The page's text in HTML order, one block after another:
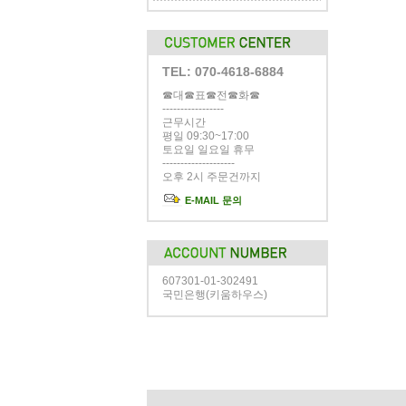
TEL: 070-4618-6884
☎대☎표☎전☎화☎
-----------------
근무시간
평일 09:30~17:00
토요일 일요일 휴무
--------------------
오후 2시 주문건까지
E-MAIL 문의
607301-01-302491
국민은행(키움하우스)